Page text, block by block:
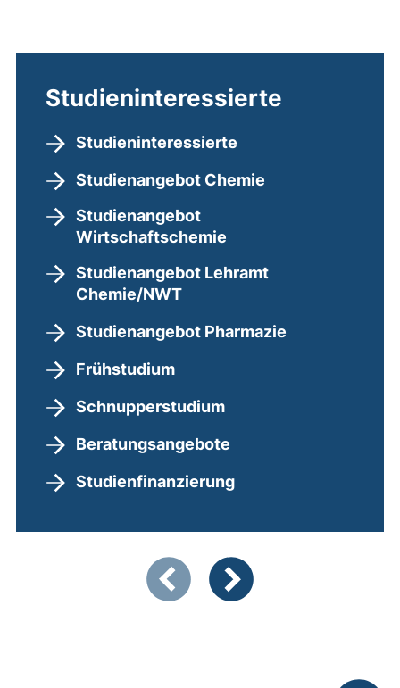
Studieninteressierte
Studieninteressierte
Studienangebot Chemie
Studienangebot
Wirtschaftschemie
Studienangebot Lehramt
Chemie/NWT
Studienangebot Pharmazie
Frühstudium
Schnupperstudium
Beratungsangebote
Studienfinanzierung
Zeigt Folie 1 von 4